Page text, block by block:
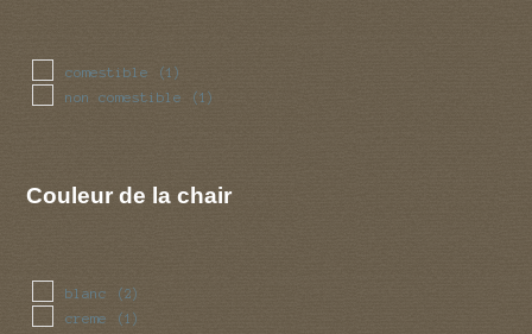
comestible (1)
non comestible (1)
Couleur de la chair
blanc (2)
creme (1)